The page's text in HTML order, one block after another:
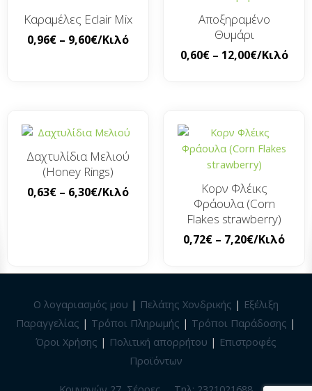
Καραμέλες Eclair Mix
0,96€ – 9,60€/Κιλό
Αποξηραμένο
Θυμάρι
0,60€ – 12,00€/Κιλό
Δαχτυλίδια Μελιού
(Honey Rings)
0,63€ – 6,30€/Κιλό
Κορν Φλέικς
Φράουλα (Corn
Flakes strawberry)
0,72€ – 7,20€/Κιλό
Ο λογαριασμός μου | Πελάτης Χονδρικής | Εξέλιξη
Παραγγελίας | Τρόποι Πληρωμής | Τρόποι Παράδοσης |
Όροι Χρήσης | Πολιτική απορρήτου | Επιστροφές
Προϊόντων